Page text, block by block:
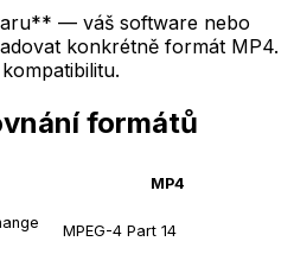
— váš software nebo
konkrétně formát MP4.
formátů
MP4
MPEG-4 Part 14